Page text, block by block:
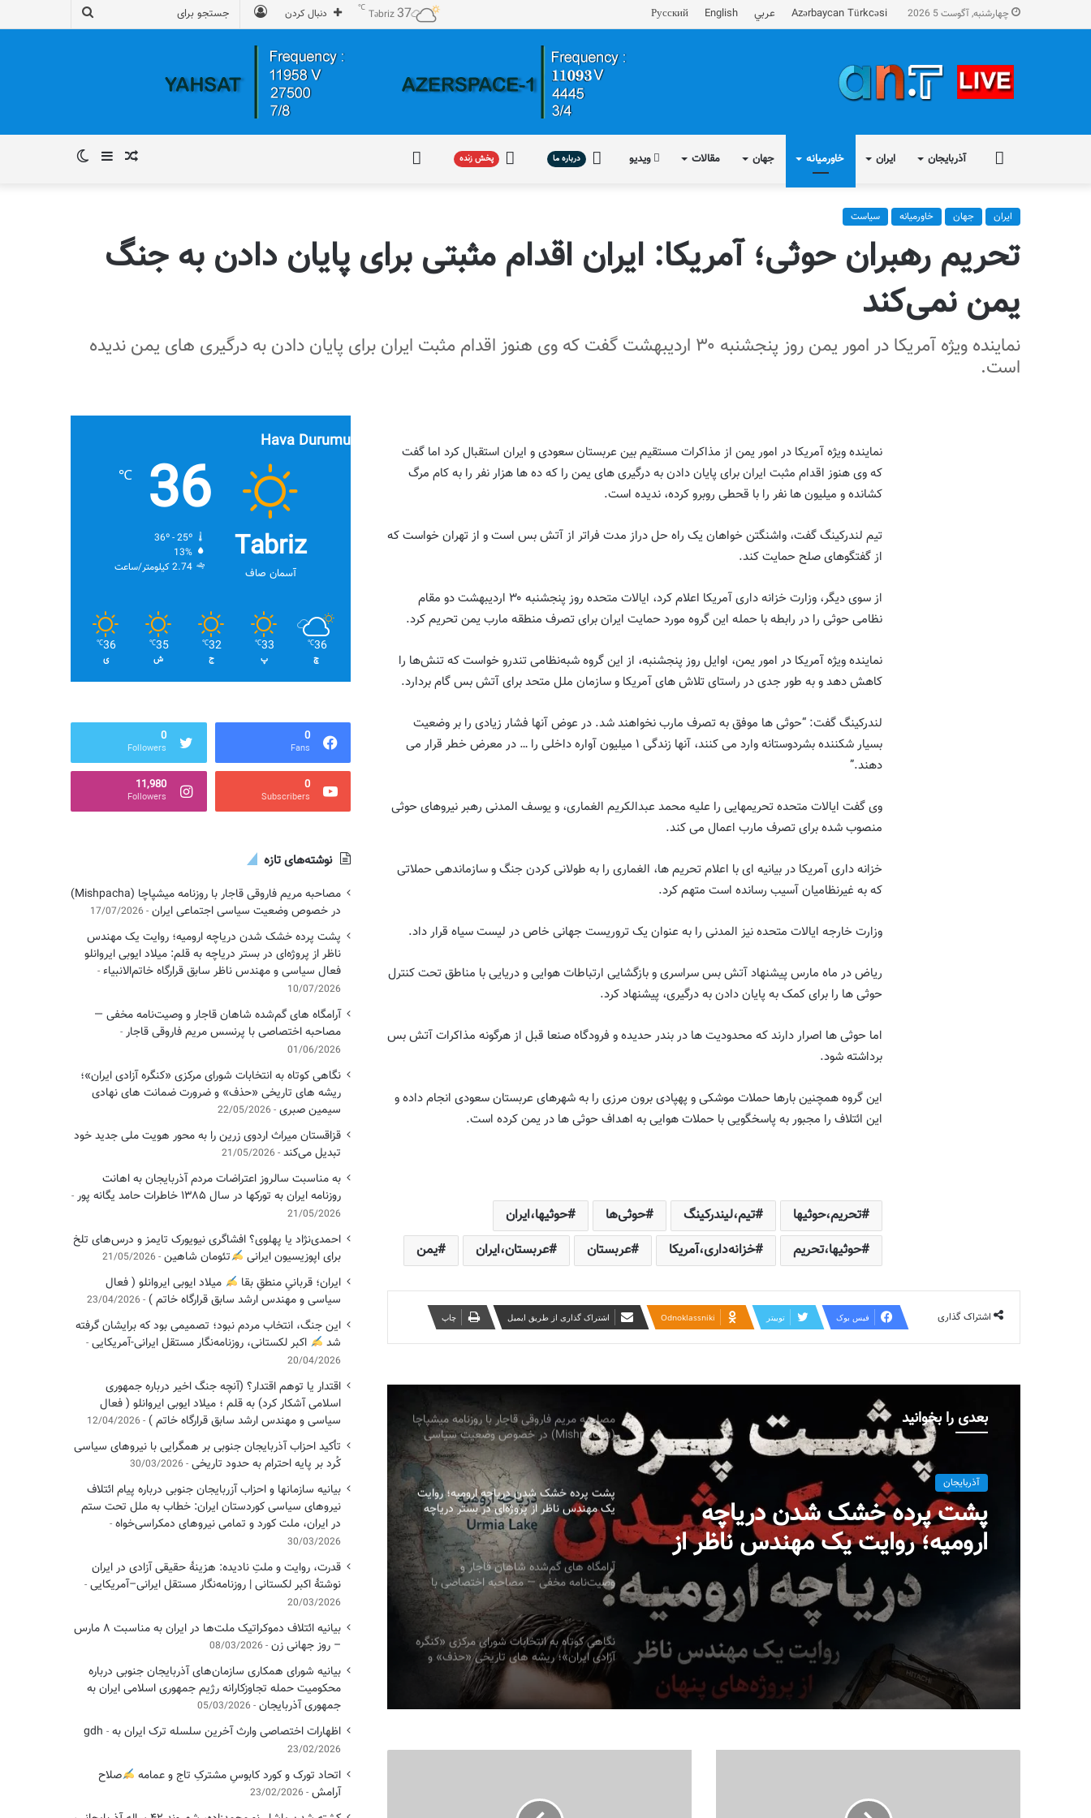
چهارشنبه, آگوست 5 2026 Azərbaycan Türkcəsi عربي English
Русский دنبال کردن Təbriz37
℃
آذربایجان ایران خاورمیانه جهان مقالات ویدیو درباره
درباره ما پخش
پخش زنده سایدبار نوشته
ایران جهان خاورمیانه سیاست
تحریم رهبران حوثی‌؛ آمریکا: ایران اقدام مثبتی برای پایان دادن به جنگ
یمن نمی‌کند
نماینده ویژه آمریکا در امور یمن روز پنجشنبه ۳۰ اردیبهشت گفت که وی هنوز اقدام مثبت ایران برای پایان دادن به درگیری های یمن ندیده
است.
نماینده ویژه آمریکا در امور یمن از مذاکرات مستقیم بین عربستان سعودی و ایران استقبال کرد اما گفت
که وی هنوز اقدام مثبت ایران برای پایان دادن به درگیری های یمن را که ده ها هزار نفر را به کام مرگ
کشانده و میلیون ها نفر را با قحطی روبرو کرده، ندیده است.
تیم لندركینگ گفت، واشنگتن خواهان یک راه حل دراز مدت فراتر از آتش بس است و از تهران خواست که
از گفتگوهای صلح حمایت کند.
از سوی دیگر، وزارت خزانه داری آمریكا اعلام كرد، ایالات متحده روز پنجشنبه ۳۰ اردیبهشت دو مقام
نظامی حوثی را در رابطه با حمله این گروه مورد حمایت ایران برای تصرف منطقه مارب یمن تحریم كرد.
نماینده ویژه آمریكا در امور یمن، اوایل روز پنجشنبه، از این گروه شبه‌نظامی تندرو خواست كه تنش‌ها را
کاهش دهد و به طور جدی در راستای تلاش های آمریكا و سازمان ملل متحد برای آتش بس گام بردارد.
لندرکینگ گفت: “حوثی ها موفق به تصرف مارب نخواهند شد. در عوض آنها فشار زیادی را بر وضعیت
بسیار شکننده بشردوستانه وارد می کنند، آنها زندگی ۱ میلیون آواره داخلی را … در معرض خطر قرار می
دهند.”
وی گفت ایالات متحده تحریمهایی را علیه محمد عبدالکریم الغماری، و یوسف المدنی رهبر نیروهای حوثی
منصوب شده برای تصرف مارب اعمال می کند.
خزانه داری آمریکا در بیانیه ای با اعلام تحریم ها، الغماری را به طولانی کردن جنگ و سازماندهی حملاتی
که به غیرنظامیان آسیب رسانده است متهم کرد.
وزارت خارجه ایالات متحده نیز المدنی را به عنوان یک تروریست جهانی خاص در لیست سیاه قرار داد.
ریاض در ماه مارس پیشنهاد آتش بس سراسری و بازگشایی ارتباطات هوایی و دریایی با مناطق تحت کنترل
حوثی ها را برای کمک به پایان دادن به درگیری، پیشنهاد کرد.
اما حوثی ها اصرار دارند که محدودیت ها در بندر حدیده و فرودگاه صنعا قبل از هرگونه مذاکرات آتش بس
برداشته شود.
این گروه همچنین بارها حملات موشکی و پهپادی برون مرزی را به شهرهای عربستان سعودی انجام داده و
این ائتلاف را مجبور به پاسخگویی با حملات هوایی به اهداف حوثی ها در یمن کرده است.
تحریم،حوثیها تیم،لیندرکینگ حوثی‌ها
حوثیها،ایران
حوثیها،تحریم
خزانه‌داری،آمریکا عربستان عربستان،ایران یمن
اشتراک گذاری فیس بوک توییتر ‫Odnoklassniki اشتراک گذاری از طریق ایمیل چاپ
بعدی را بخوانید
آذربایجان
پشت پرده خشک شدن دریاچه
ارومیه؛ روایت یک مهندس ناظر از
پروژه‌ای در بستر دریاچه به قلم:
میلاد ایوبی ایروانلو فعال سیاسی و
مهندس ناظر سابق قرارگاه
خاتم‌الانبیاء
احمدی‌نژاد یا پهلوی؟ افشاگری نیویورک تایمز
اقتدار یا توهم اقتدار؟ (آنچه جنگ اخیر درباره
جمهوری اسلامی آشکار کرد) به قلم ؛ میلاد
ایوبی ایروانلو ( فعال سیاسی و مهندس ارشد
سابق قرارگاه خاتم )
تأکید احزاب آذربایجان جنوبی بر همگرایی با
نیروهای سیاسی کُرد بر پایه احترام به حدود
تاریخی
بیانیه سازمانها و احزاب آزربایجان جنوبی درباره
مصاحبه مریم فاروقی قاجار با روزنامه میشپاچا
(Mishpacha) در خصوص وضعیت سیاسی
اجتماعی ایران
پشت پرده خشک شدن دریاچه ارومیه؛ روایت
یک مهندس ناظر از پروژه‌ای در بستر دریاچه
به قلم: میلاد ایوبی ایروانلو فعال سیاسی و
مهندس ناظر سابق قرارگاه خاتم‌الانبیاء
آرامگاه های گم‌شده شاهان قاجار و
وصیت‌نامه مخفی — مصاحبه اختصاصی با
پرنسس مریم فاروقی قاجار
نگاهی کوتاه به انتخابات شورای مرکزی «کنگره
آزادی ایران»؛ ریشه های تاریخی «حذف» و
ضرورت ضمانت های نهادی سیمین صبری
Hava Durumu
Tabriz
آسمان صاف
36
℃
36º - 25º
13%
2.74 کیلومتر/ساعت
36
℃
چ
33
℃
پ
32
℃
ج
35
℃
ش
36
℃
ی
0
Fans
0
Followers
0
Subscribers
11,980
Followers
نوشته‌های تازه
مصاحبه مریم فاروقی قاجار با روزنامه میشپاچا (Mishpacha)
در خصوص وضعیت سیاسی اجتماعی ایران 17/07/2026
پشت پرده خشک شدن دریاچه ارومیه؛ روایت یک مهندس
ناظر از پروژه‌ای در بستر دریاچه به قلم: میلاد ایوبی ایروانلو
فعال سیاسی و مهندس ناظر سابق قرارگاه خاتم‌الانبیاء
10/07/2026
آرامگاه های گم‌شده شاهان قاجار و وصیت‌نامه مخفی —
مصاحبه اختصاصی با پرنسس مریم فاروقی قاجار
01/06/2026
نگاهی کوتاه به انتخابات شورای مرکزی «کنگره آزادی ایران»؛
ریشه های تاریخی «حذف» و ضرورت ضمانت های نهادی
سیمین صبری 22/05/2026
قزاقستان میراث اردوی زرین را به محور هویت ملی جدید خود
تبدیل می‌کند 21/05/2026
به مناسبت سالروز اعتراضات مردم آذربایجان به اهانت
روزنامه ایران به تورکها در سال ۱۳۸۵ خاطرات حامد یگانه پور
21/05/2026
احمدی‌نژاد یا پهلوی؟ افشاگری نیویورک تایمز و درس‌های تلخ
برای اپوزیسیون ایرانی
تئومان شاهین 21/05/2026
ایران؛ قربانیِ منطقِ بقا
میلاد ایوبی ایروانلو ( فعال
سیاسی ‌و مهندس ارشد سابق قرارگاه خاتم ) 23/04/2026
این جنگ، انتخاب مردم نبود؛ تصمیمی بود که برایشان گرفته
شد
اکبر لکستانی، روزنامه‌نگار مستقل ایرانی-آمریکایی
20/04/2026
اقتدار یا توهم اقتدار؟ (آنچه جنگ اخیر درباره جمهوری
اسلامی آشکار کرد) به قلم ؛ میلاد ایوبی ایروانلو ( فعال
سیاسی و مهندس ارشد سابق قرارگاه خاتم ) 12/04/2026
تأکید احزاب آذربایجان جنوبی بر همگرایی با نیروهای سیاسی
کُرد بر پایه احترام به حدود تاریخی 30/03/2026
بیانیه سازمانها و احزاب آزربایجان جنوبی درباره پیام ائتلاف
نیروهای سیاسی کوردستان ایران: خطاب به ملل تحت ستم
در ایران، ملت کورد و تمامی نیروهای دمکراسی‌خواه
30/03/2026
قدرت، روایت و ملتِ نادیده: هزینهٔ حقیقی آزادی در ایران
نوشتهٔ اکبر لکستانی | روزنامه‌نگار مستقل ایرانی–آمریکایی
20/03/2026
بیانیه ائتلاف دموکراتیک ملت‌ها در ایران به مناسبت ۸ مارس
– روز جهانی زن 08/03/2026
بیانیه شورای همکاری سازمان‌های آذربایجان جنوبی درباره
محکومیت حمله تجاوزکارانه رژیم جمهوری اسلامی ایران به
جمهوری آذربایجان 05/03/2026
اظهارات اختصاصی وارث آخرین سلسله ترک ایران به gdh
23/02/2026
اتحاد تورک و کورد کابوسِ مشترکِ تاج و عمامه
​صلاح
آرامش 23/02/2026